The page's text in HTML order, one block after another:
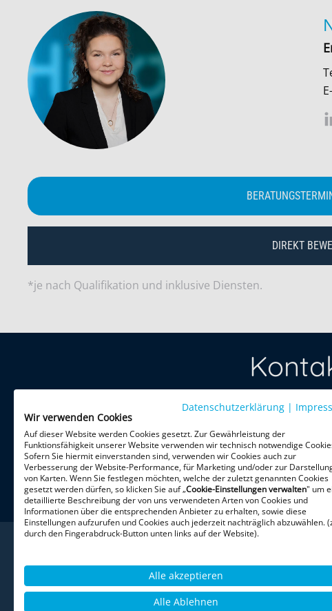
DIREKT
*je nach Qualifikation und inklusive Diensten.
Treten Sie mit
per Telefon
HiPo Executive
Theatinerstr. 16
80333 München
Datenschutzerklärung |
Wir verwenden Cookies
Auf dieser Website werden Cookies gesetzt. Zur Gewährleistung der
Funktionsfähigkeit unserer Website verwenden wir technisch notwendige
Sofern Sie hiermit einverstanden sind, verwenden wir Cookies auch zur
Verbesserung der Website-Performance, für Marketing und/oder zur
von Karten. Wenn Sie festlegen möchten, welche der zuletzt genannten Cookies
gesetzt werden dürfen, so klicken Sie auf „Cookie-Einstellungen verwalten" um
detaillierte Beschreibung der von uns verwendeten Arten von Cookies und
Informationen über die entsprechenden Anbieter zu erhalten, sowie diese
Einstellungen aufzurufen und Cookies auch jederzeit nachträglich abzuwählen.
durch den Fingerabdruck-Button unten links auf der Website).
Alle akzeptieren
Alle Ablehnen